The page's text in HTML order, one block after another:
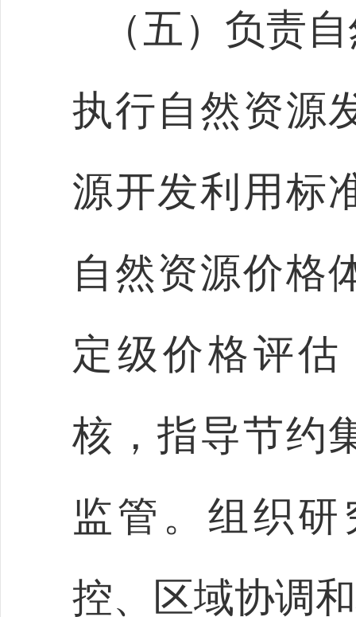
（五）负责
执行自然资源
源开发利用标
自然资源价格
定级价格评
核，指导节约
监管。组织
控、区域协调